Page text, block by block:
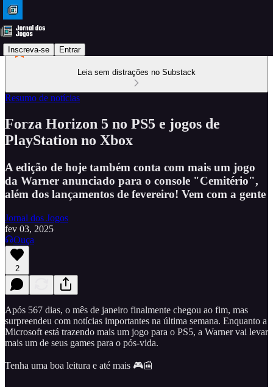
Inscreva-se Entrar
Leia sem distrações no Substack
Resumo de notícias
Forza Horizon 5 no PS5 e jogos de
PlayStation no Xbox
A edição de hoje também conta com mais um jogo
da Warner anunciado para o console "Cemitério",
além dos lançamentos de fevereiro! Vem com a gente
Jornal dos Jogos
fev 03, 2025
Ouça
2
Após 567 dias, o mês de janeiro finalmente chegou ao fim, mas
surpreendeu com notícias importantes na última semana. Enquanto a
Microsoft está trazendo mais um jogo para o PS5, a Warner vai levar
mais um de seus games para o pós-vida.
Tenha uma boa leitura e até mais 🎮📰